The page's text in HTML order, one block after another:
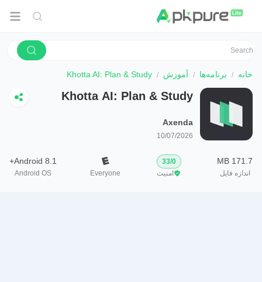
خانه برنامه‌ها آموزش Khotta AI: Plan & Study
Khotta AI: Plan & Study
Axenda
10/07/2026
171.7 MB
اندازه فایل
0
/
33
امنیت
Everyone
Android 8.1+
Android OS